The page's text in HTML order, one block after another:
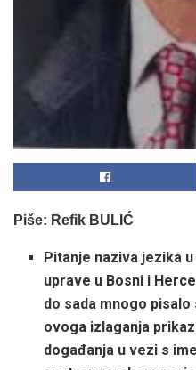
Piše: Refik BULIĆ
Pitanje naziva jezika
uprave u Bosni i
do sada mnogo
ovoga izlaganja
događanja u vezi s